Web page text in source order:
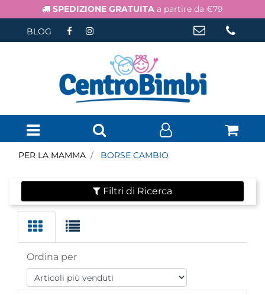
SPEDIZIONE GRATUITA a partire da €79
BLOG
Open menu
PER LA MAMMA BORSE CAMBIO
Filtri di Ricerca
Ordina per